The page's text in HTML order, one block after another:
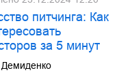
питчинга: Как
за 5 минут